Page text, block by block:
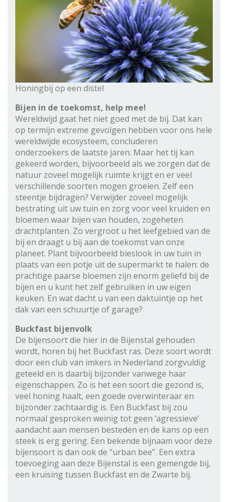
Honingbij op een distel
Bijen in de toekomst, help mee!
Wereldwijd gaat het niet goed met de bij. Dat kan
op termijn extreme gevolgen hebben voor ons hele
wereldwijde ecosysteem, concluderen
onderzoekers de laatste jaren. Maar het tij kan
gekeerd worden, bijvoorbeeld als we zorgen dat de
natuur zoveel mogelijk ruimte krijgt en er veel
verschillende soorten mogen groeien. Zelf een
steentje bijdragen? Verwijder zoveel mogelijk
bestrating uit uw tuin en zorg voor veel kruiden en
bloemen waar bijen van houden, zogeheten
drachtplanten. Zo vergroot u het leefgebied van de
bij en draagt u bij aan de toekomst van onze
planeet. Plant bijvoorbeeld bieslook in uw tuin in
plaats van een potje uit de supermarkt te halen: de
prachtige paarse bloemen zijn enorm geliefd bij de
bijen en u kunt het zelf gebruiken in uw eigen
keuken. En wat dacht u van een daktuintje op het
dak van een schuurtje of garage?
Buckfast bijenvolk
De bijensoort die hier in de Bijenstal gehouden
wordt, horen bij het Buckfast ras. Deze soort wordt
door een club van imkers in Nederland zorgvuldig
geteeld en is daarbij bijzonder vanwege haar
eigenschappen. Zo is het een soort die gezond is,
veel honing haalt, een goede overwinteraar en
bijzonder zachtaardig is. Een Buckfast bij zou
normaal gesproken weinig tot geen ‘agressieve’
aandacht aan mensen besteden en de kans op een
steek is erg gering. Een bekende bijnaam voor deze
bijensoort is dan ook de “urban bee”. Een extra
toevoeging aan deze Bijenstal is een gemengde bij,
een kruising tussen Buckfast en de Zwarte bij.